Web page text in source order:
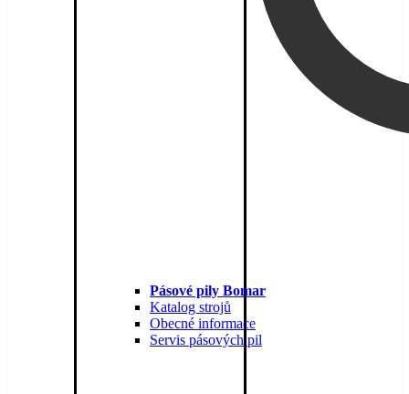
Pásové pily Bomar
Katalog strojů
Obecné informace
Servis pásových pil